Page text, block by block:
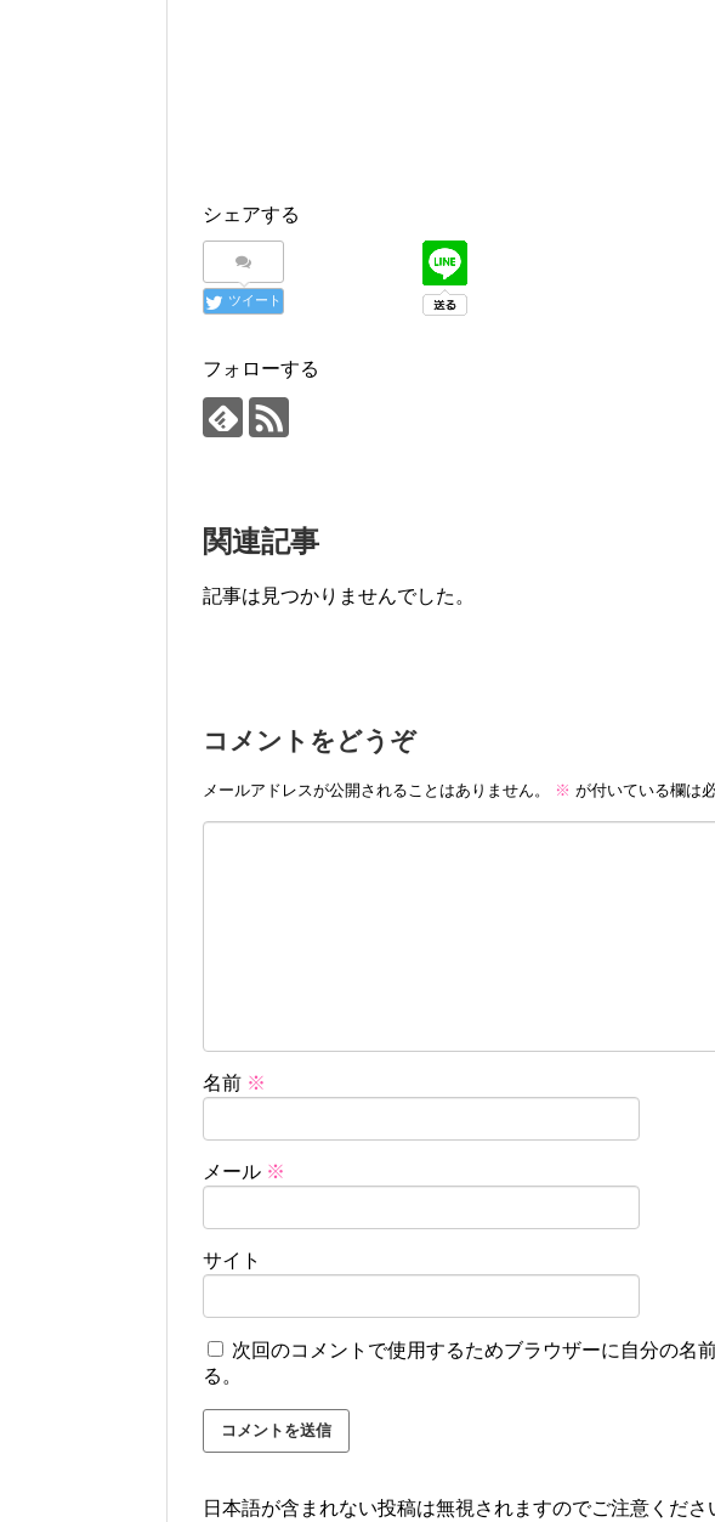
シェアする
ツイート
フォローする
関連記事
記事は見つかりませんでした。
コメントをどうぞ
メールアドレスが公開されることはありません。 ※ が付いている欄は
名前 ※
メール ※
サイト
次回のコメントで使用するためブラウザーに自分の名
る。
日本語が含まれない投稿は無視されますのでご注意くださ